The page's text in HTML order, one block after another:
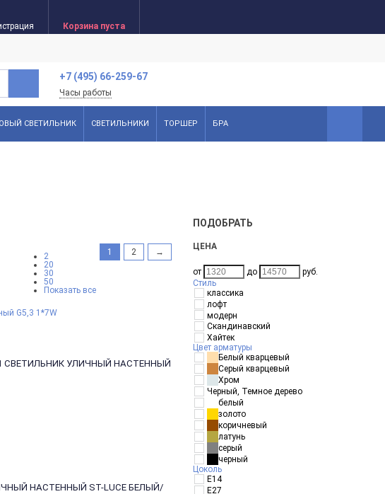
Корзина пуста
+7 (495) 66-259-67
Часы работы
СВЕТИЛЬНИК СВЕТИЛЬНИКИ ТОРШЕР БРА
ПОДОБРАТЬ
ЦЕНА
от до
руб.
Стиль
классика
лофт
модерн
Скандинавский
Хайтек
Цвет арматуры
Белый кварцевый
Серый кварцевый
Хром
Черный, Темное дерево
белый
золото
коричневый
латунь
серый
черный
Цоколь
E14
E27
1 2 →
2
20
30
50
Показать все
СВЕТИЛЬНИК УЛИЧНЫЙ НАСТЕННЫЙ
НАСТЕННЫЙ ST-LUCE БЕЛЫЙ/